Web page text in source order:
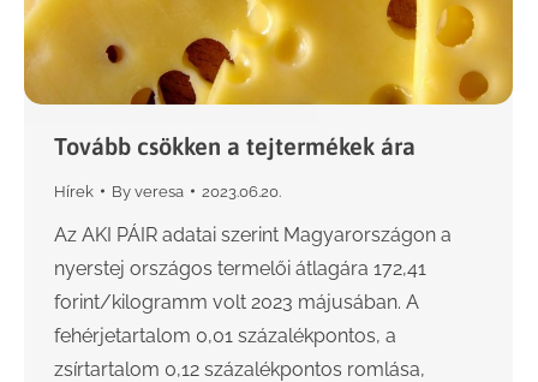
Tovább csökken a tejtermékek ára
Hírek By veresa 2023.06.20.
Az AKI PÁIR adatai szerint Magyarországon a
nyerstej országos termelői átlagára 172,41
forint/kilogramm volt 2023 májusában. A
fehérjetartalom 0,01 százalékpontos, a
zsírtartalom 0,12 százalékpontos romlása,